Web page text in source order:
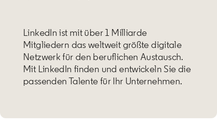
LinkedIn ist mit über 1 Milliarde
Mitgliedern das weltweit größte digitale
Netzwerk für den beruflichen Austausch.
Mit LinkedIn finden und entwickeln Sie die
passenden Talente für Ihr Unternehmen.